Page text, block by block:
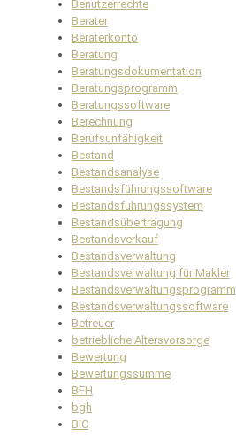
Benutzerrechte
Berater
Beraterkonto
Beratung
Beratungsdokumentation
Beratungsprogramm
Beratungssoftware
Berechnung
Berufsunfähigkeit
Bestand
Bestandsanalyse
Bestandsführungssoftware
Bestandsführungssystem
Bestandsübertragung
Bestandsverkauf
Bestandsverwaltung
Bestandsverwaltung für Makler
Bestandsverwaltungsprogramm
Bestandsverwaltungssoftware
Betreuer
betriebliche Altersvorsorge
Bewertung
Bewertungssumme
BFH
bgh
BIC